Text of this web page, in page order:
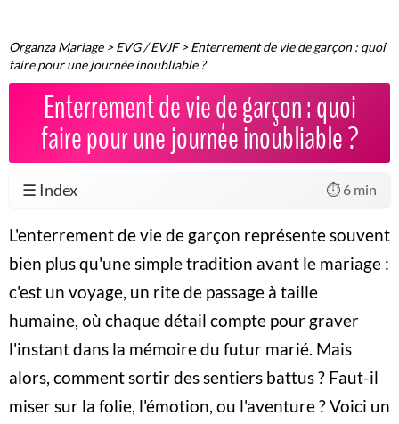
Organza Mariage >EVG / EVJF >Enterrement de vie de garçon : quoi
faire pour une journée inoubliable ?
Enterrement de vie de garçon : quoi
faire pour une journée inoubliable ?
☰ Index ⏱️ 6 min
L'enterrement de vie de garçon représente souvent
bien plus qu'une simple tradition avant le mariage :
c'est un voyage, un rite de passage à taille
humaine, où chaque détail compte pour graver
l'instant dans la mémoire du futur marié. Mais
alors, comment sortir des sentiers battus ? Faut-il
miser sur la folie, l'émotion, ou l'aventure ? Voici un